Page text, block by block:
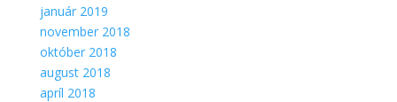
január 2019
november 2018
október 2018
august 2018
apríl 2018